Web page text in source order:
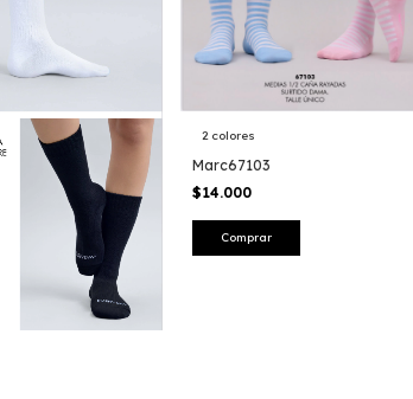
2 colores
Marc67103
$14.000
Comprar